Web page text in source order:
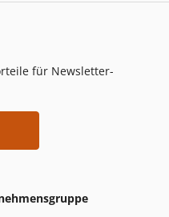
für Newsletter-